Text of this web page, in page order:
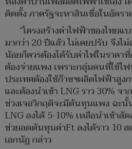
ติดตั้ง ภาครัฐจะหาสินเชื่อในอัตร
“โครงสร้างค่าไฟฟ้าของไทย
มากว่า 20 ปีแล้ว ไม่เคยปรับ จึงไ
น้อยก็ควรต้องได้รับค่าไฟในราคา
ต้องจ่ายแพง เพราะกลุ่มคนที่ใช้ไ
ประเทศต้องใช้ก๊าซฯผลิตไฟฟ้าสูง
และต้องนำเข้า LNG ราว 30% จ
ช่วงเจอวิกฤติจะมีต้นทุนแพง ฉะนั้
LNG ลงได้ 5-10% เหลือนำเข้าสั
ช่วยลดต้นทุนค่าFt ลงได้ราว 10
เอกนัฏ กล่าว